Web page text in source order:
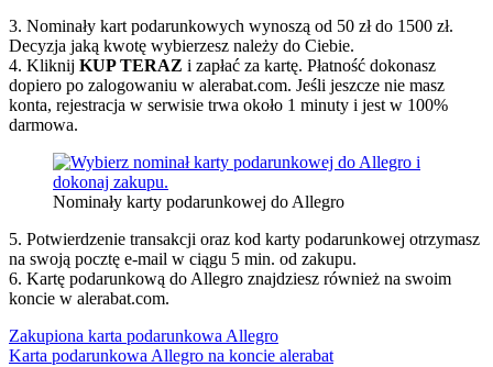
3. Nominały kart podarunkowych wynoszą od 50 zł do 1500 zł.
Decyzja jaką kwotę wybierzesz należy do Ciebie.
4. Kliknij KUP TERAZ i zapłać za kartę. Płatność dokonasz
dopiero po zalogowaniu w alerabat.com. Jeśli jeszcze nie masz
konta, rejestracja w serwisie trwa około 1 minuty i jest w 100%
darmowa.
Nominały karty podarunkowej do Allegro
5. Potwierdzenie transakcji oraz kod karty podarunkowej otrzymasz
na swoją pocztę e-mail w ciągu 5 min. od zakupu.
6. Kartę podarunkową do Allegro znajdziesz również na swoim
koncie w alerabat.com.
Zakupiona karta podarunkowa Allegro
Karta podarunkowa Allegro na koncie alerabat